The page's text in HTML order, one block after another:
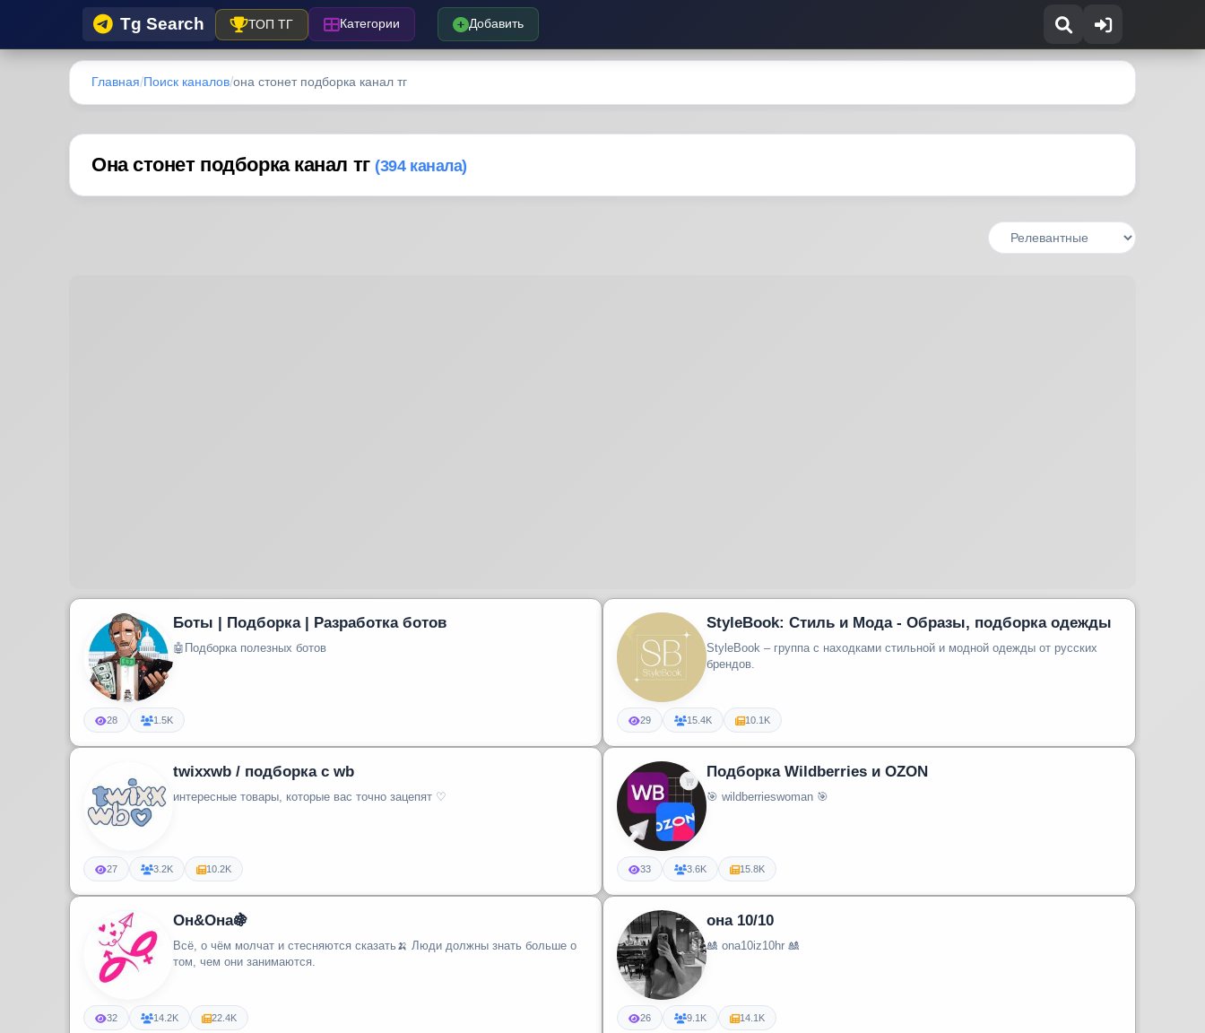
Tg Search ТОП ТГ Категории Добавить
Главная Поиск каналов она стонет подборка канал тг
Она стонет подборка канал тг (394 канала)
Боты | Подборка | Разработка ботов
🤖Подборка полезных ботов
28 1.5K
StyleBook: Стиль и Мода - Образы, подборка одежды
StyleBook – группа с находками стильной и модной одежды от русских
брендов.
29 15.4K 10.1K
twixxwb / подборка с wb
интересные товары, которые вас точно зацепят ♡
27 3.2K 10.2K
Подборка Wildberries и OZON
🎯 wildberrieswoman 🎯
33 3.6K 15.8K
Он&Она🍇
Всё, о чём молчат и стесняются сказать🍌 Люди должны знать больше о
том, чем они занимаются.
32 14.2K 22.4K
она 10/10
🎎 ona10iz10hr 🎎
26 9.1K 14.1K